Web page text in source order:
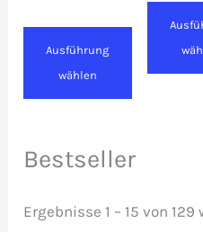
Ausführung
wählen
Bestseller
Ergebnisse 1 – 15 von